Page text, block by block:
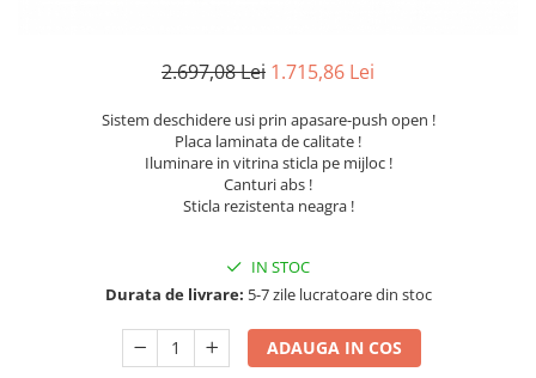
2.697,08 Lei 1.715,86 Lei
Sistem deschidere usi prin apasare-push open !
Placa laminata de calitate !
Iluminare in vitrina sticla pe mijloc !
Canturi abs !
Sticla rezistenta neagra !
IN STOC
Durata de livrare: 5-7 zile lucratoare din stoc
ADAUGA IN COS